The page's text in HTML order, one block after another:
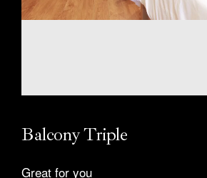
Balcony Triple
Great for you